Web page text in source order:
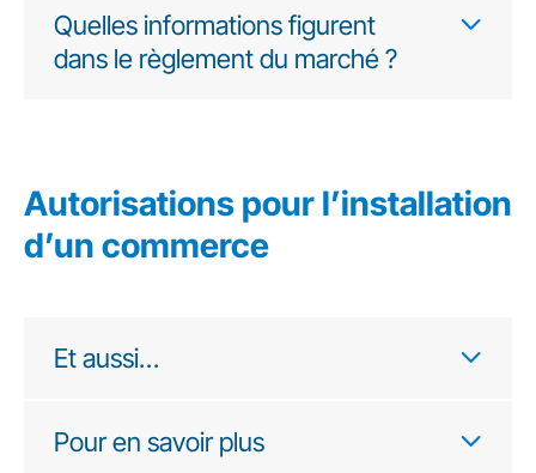
Quelles informations figurent
dans le règlement du marché ?
Autorisations pour l’installation
d’un commerce
Et aussi…
Pour en savoir plus